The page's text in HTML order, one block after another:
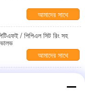
আমাদের সাথে
যোগাযোগ করুন
/ পিপিএল সিট রিং সহ
আমাদের সাথে
যোগাযোগ করুন
মধ্যে মাউন্ট সহ PN 40